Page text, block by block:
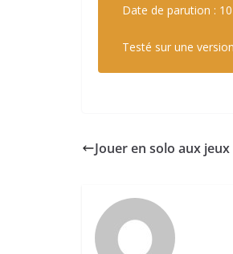
Date de parution :
Testé sur une
Jouer en solo aux